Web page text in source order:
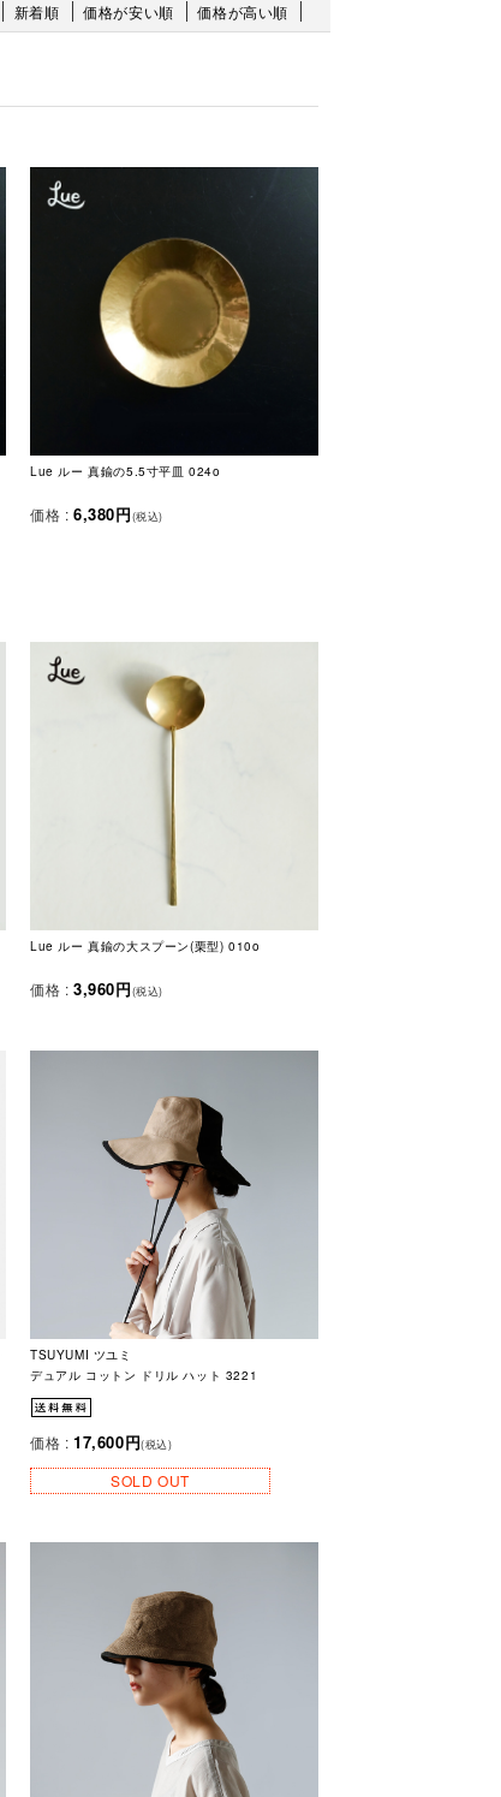
新着順 価格が安い順 価格が高い順
Lue ルー 真鍮の5.5寸平皿 024o
価格 : 6,380円(税込)
Lue ルー 真鍮の大スプーン(栗型) 010o
価格 : 3,960円(税込)
TSUYUMI ツユミ
デュアル コットン ドリル ハット 3221
価格 : 17,600円(税込)
SOLD OUT